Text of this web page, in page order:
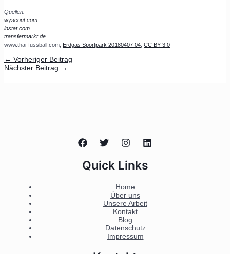
Quellen:
wyscout.com
instat.com
transfermarkt.de
www.thai-fussball.com, Erdgas Sportpark 20180407 04 CC BY 3.0
← Vorheriger Beitrag
Nächster Beitrag →
Quick Links
Home
Über uns
Unsere Arbeit
Kontakt
Blog
Datenschutz
Impressum